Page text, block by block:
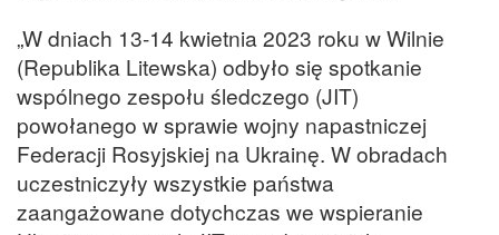
„W dniach 13-14 kwietnia 2023 roku w Wilnie
(Republika Litewska) odbyło się spotkanie
wspólnego zespołu śledczego (JIT)
powołanego w sprawie wojny napastniczej
Federacji Rosyjskiej na Ukrainę. W obradach
uczestniczyły wszystkie państwa
zaangażowane dotychczas we wspieranie